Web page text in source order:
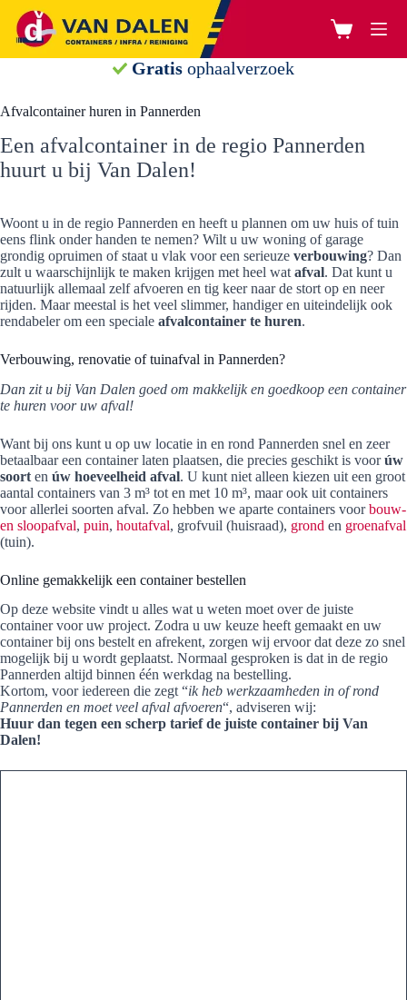
naar
inhoud
Gratis ophaalverzoek
Afvalcontainer huren in Pannerden
Een afvalcontainer in de regio Pannerden
huurt u bij Van Dalen!
Woont u in de regio Pannerden en heeft u plannen om uw huis of tuin
eens flink onder handen te nemen? Wilt u uw woning of garage
grondig opruimen of staat u vlak voor een serieuze verbouwing? Dan
zult u waarschijnlijk te maken krijgen met heel wat afval. Dat kunt u
natuurlijk allemaal zelf afvoeren en tig keer naar de stort op en neer
rijden. Maar meestal is het veel slimmer, handiger en uiteindelijk ook
rendabeler om een speciale afvalcontainer te huren.
Verbouwing, renovatie of tuinafval in Pannerden?
Dan zit u bij Van Dalen goed om makkelijk en goedkoop een container
te huren voor uw afval!
Want bij ons kunt u op uw locatie in en rond Pannerden snel en zeer
betaalbaar een container laten plaatsen, die precies geschikt is voorúw
soort en úw hoeveelheid afval. U kunt niet alleen kiezen uit een groot
aantal containers van 3 m³ tot en met 10 m³, maar ook uit containers
voor allerlei soorten afval. Zo hebben we aparte containers voorbouw-
en sloopafval, puin, houtafval, grofvuil (huisraad), grond en groenafval
(tuin).
Online gemakkelijk een container bestellen
Op deze website vindt u alles wat u weten moet over de juiste
container voor uw project. Zodra u uw keuze heeft gemaakt en uw
container bij ons bestelt en afrekent, zorgen wij ervoor dat deze zo snel
mogelijk bij u wordt geplaatst. Normaal gesproken is dat in de regio
Pannerden altijd binnen één werkdag na bestelling.
Kortom, voor iedereen die zegt “ik heb werkzaamheden in of rond
Pannerden en moet veel afval afvoeren“, adviseren wij:
Huur dan tegen een scherp tarief de juiste container bij Van
Dalen!